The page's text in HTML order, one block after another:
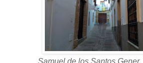
Samuel de los Santos